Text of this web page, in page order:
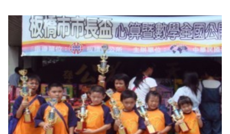
協會的規劃安排以及全體老師的協助之下，使得此次比賽能夠順利
圓滿成功。 比賽共分為心算比賽與數學比賽兩部分，並分成幼稚園
組、一年級組至六年級組，共七個組別分..